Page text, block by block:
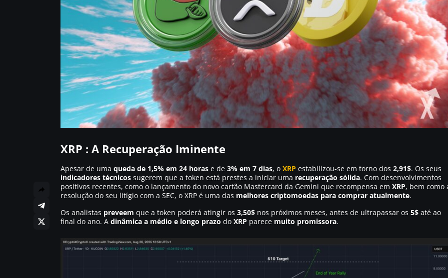
XRP : A Recuperação Iminente
Apesar de uma queda de 1,5% em 24 horas e de 3% em 7 dias, o XRP estabilizou-se em torno dos 2,91$. Os seus
indicadores técnicos sugerem que a token está prestes a iniciar uma recuperação sólida. Com desenvolvimentos
positivos recentes, como o lançamento do novo cartão Mastercard da Gemini que recompensa em XRP, bem como
resolução do seu litígio com a SEC, o XRP é uma das melhores criptomoedas para comprar atualmente.
Os analistas preveem que a token poderá atingir os 3,50$ nos próximos meses, antes de ultrapassar os 5$ até ao
final do ano. A dinâmica a médio e longo prazo do XRP parece muito promissora.